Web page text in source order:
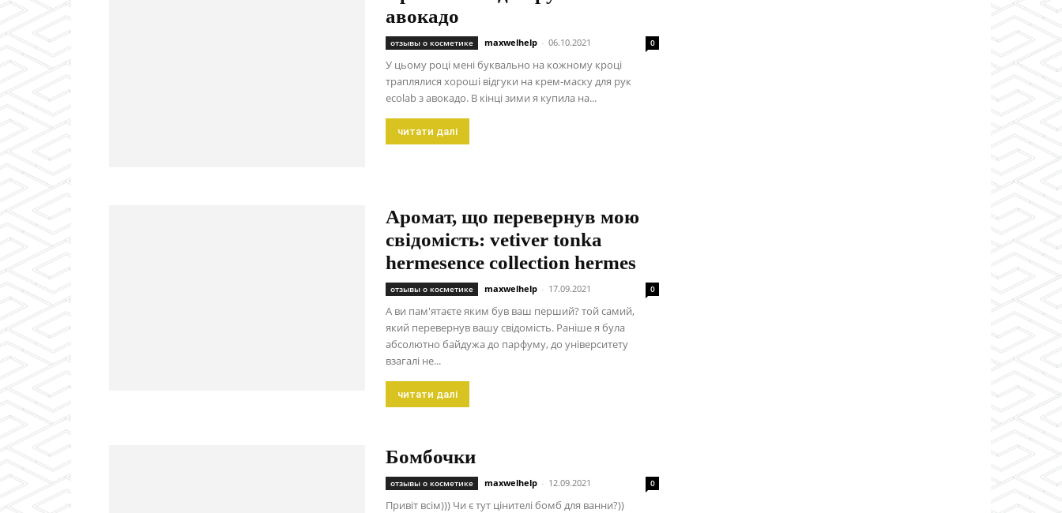
авокадо
отзывы о косметике maxwelhelp - 06.10.2021 0
У цьому році мені буквально на кожному кроці
траплялися хороші відгуки на крем-маску для рук
ecolab з авокадо. В кінці зими я купила на...
читати далі
Аромат, що перевернув мою
свідомість: vetiver tonka
hermesence collection hermes
отзывы о косметике maxwelhelp - 17.09.2021 0
А ви пам'ятаєте яким був ваш перший? той самий,
який перевернув вашу свідомість. Раніше я була
абсолютно байдужа до парфуму, до університету
взагалі не...
читати далі
Бомбочки
отзывы о косметике maxwelhelp - 12.09.2021 0
Привіт всім))) Чи є тут цінителі бомб для ванни?))